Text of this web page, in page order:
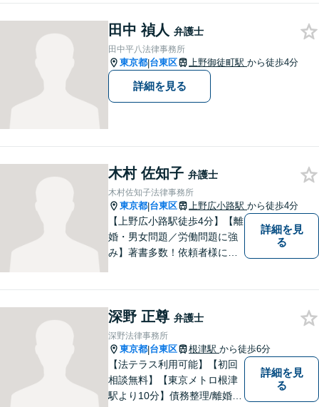
田中 禎人 弁護士
田中平八法律事務所
東京都|台東区 上野御徒町駅 から徒歩4分
詳細を見る
木村 佐知子 弁護士
木村佐知子法律事務所
東京都|台東区 上野広小路駅 から徒歩4分
【上野広小路駅徒歩4分】【離
婚・男女問題／労働問題に強
み】著書多数！依頼者様に寄
で、お気軽にお声がけくださ
い。1つ1つの問題に真摯に向
き合ってまいります。
詳細を見
る
深野 正尊 弁護士
深野法律事務所
東京都|台東区 根津駅 から徒歩6分
【法テラス利用可能】【初回
相談無料】【東京メトロ根津
駅より10分】債務整理/離婚問
詳細を見
る